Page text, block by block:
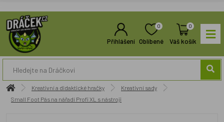
Přihlášení
0
Oblíbené
0
Váš košík
Kreativní a didaktické hračky
Kreativní sady
Small Foot Pás na nářadí Profi XL s nástroji